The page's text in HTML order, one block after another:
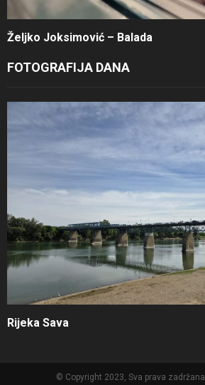
Željko Joksimović – Balada
FOTOGRAFIJA DANA
Rijeka Sava
© Copyright 2023, Sva prava zadržana